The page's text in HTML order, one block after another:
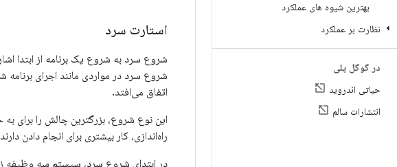
بهترین شیوه های عملکرد
نظارت بر عملکرد
در گوگل پلی
حیاتی اندروید
انتشارات سالم
استارت سرد
شروع سرد به شروع یک برنامه از ابتدا
شروع سرد در مواردی مانند اجرای برنامه
اتفاق می‌افتد.
این نوع شروع، بزرگترین چالش را برای به
راه‌اندازی، کار بیشتری برای انجام دادن
در ابتدای شروع سرد، سیستم سه وظیفه